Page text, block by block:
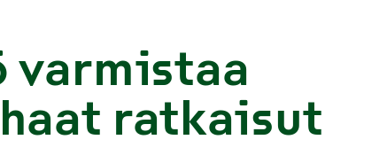
ratkaisut